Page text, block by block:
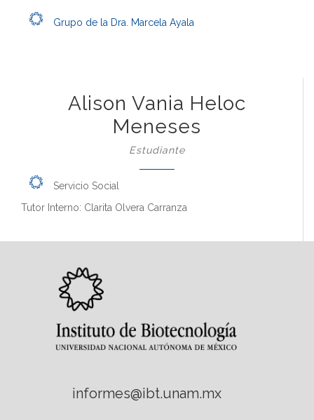
Grupo de la Dra. Marcela Ayala
Alison Vania Heloc
Meneses
Estudiante
Servicio Social
Tutor Interno: Clarita Olvera Carranza
informes@ibt.unam.mx